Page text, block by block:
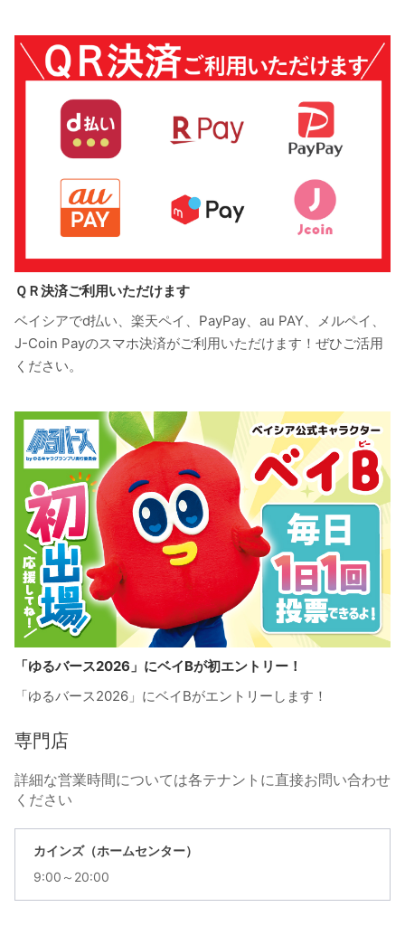
ＱＲ決済ご利用いただけます
ベイシアでd払い、楽天ペイ、PayPay、au PAY、メルペイ、
J-Coin Payのスマホ決済がご利用いただけます！ぜひご活用
ください。
「ゆるバース2026」にベイBが初エントリー！
「ゆるバース2026」にベイBがエントリーします！
専門店
詳細な営業時間については各テナントに直接お問い合わせ
ください
カインズ（ホームセンター）
9:00～20:00